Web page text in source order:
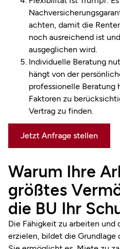
achten, damit die
noch ausreichend ist
ausgeglichen wird.
Individuelle Beratung
hängt von der
professionelle Beratung
Faktoren zu
Vertrag zu finden.
Jetzt Anfrage stellen
Warum Ihre
größtes
die BU Ihr
Die Fähigkeit zu arbeiten und
erzielen, bildet die Grundlage